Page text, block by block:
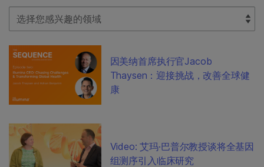
Select Filter
因美纳首席执行官Jacob
Thaysen：迎接挑战，改善全球健
康
Video: 艾玛·巴普尔教授谈将全基因
组测序引入临床研究